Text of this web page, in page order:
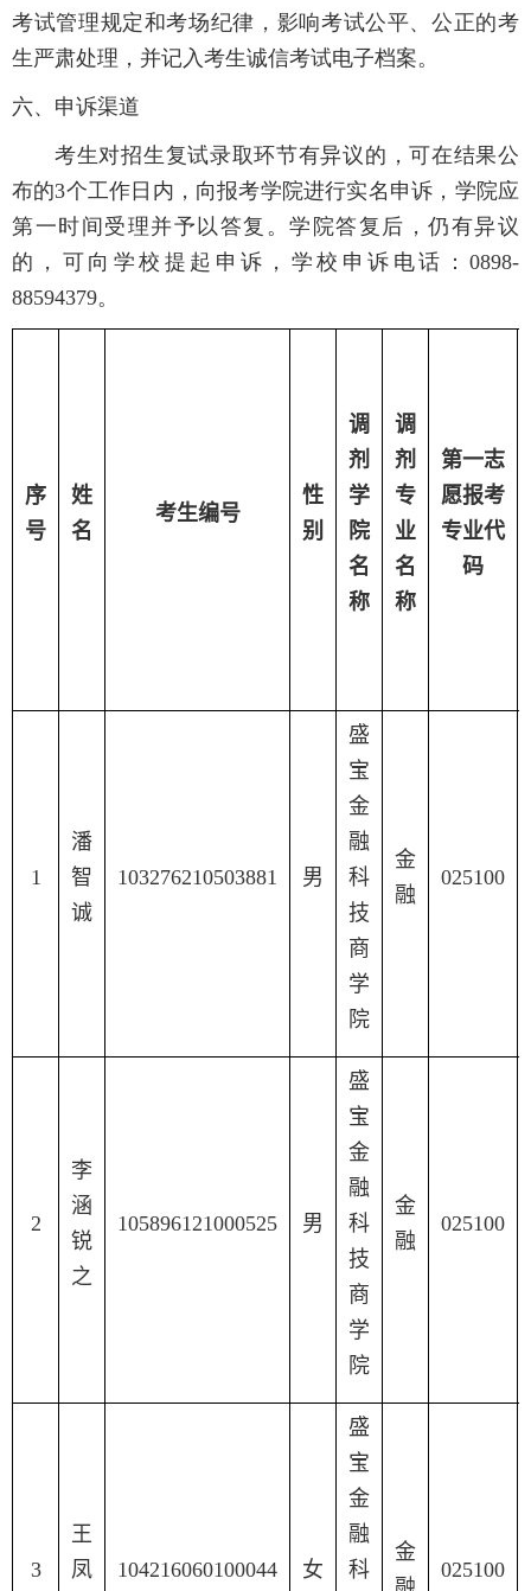
考试管理规定和考场纪律，影响考试公平、公正的考
生严肃处理，并记入考生诚信考试电子档案。
六、申诉渠道
考生对招生复试录取环节有异议的，可在结果公
布的3个工作日内，向报考学院进行实名申诉，学院应
第一时间受理并予以答复。学院答复后，仍有异议
的，可向学校提起申诉，学校申诉电话：0898-
88594379。
序
号
姓
名
考生编号
性
别
调
剂
学
院
名
称
调
剂
专
业
名
称
第一志
愿报考
专业代
码
1
潘
智
诚
103276210503881 男
盛
宝
金
融
科
技
商
学
院
金
融
025100
2
李
涵
锐
之
105896121000525 男
盛
宝
金
融
科
技
商
学
院
金
融
025100
3
王
凤
104216060100044 女
盛
宝
金
融
科
金
025100